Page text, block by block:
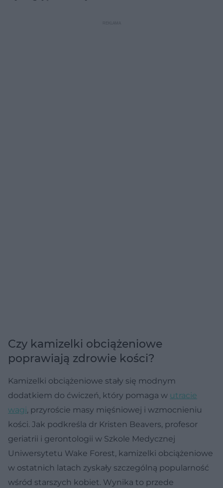
Czy kamizelki obciążeniowe
poprawiają zdrowie kości?
Kamizelki obciążeniowe stały się modnym
dodatkiem do ćwiczeń, który pomaga w utracie
wagi, przyroście masy mięśniowej i wzmocnieniu
kości. Jak podkreśla dr Kristen Beavers, profesor
geriatrii i gerontologii w Szkole Medycznej
Uniwersytetu Wake Forest, kamizelki obciążeniowe
w ostatnich latach zyskały szczególną popularność
wśród starszych kobiet. Wynika to przede